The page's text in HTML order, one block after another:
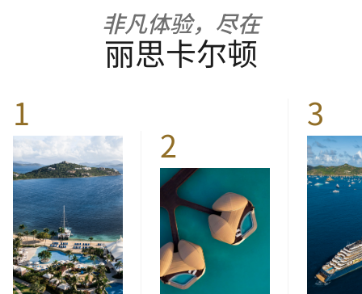
非凡体验，尽在
丽思卡尔顿
1
2
3